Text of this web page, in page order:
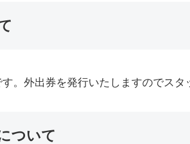
。外出券を発行いたしますのでスタ
ついて